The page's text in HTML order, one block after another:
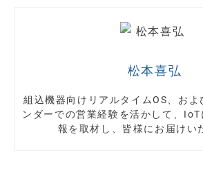
松本喜弘
組込機器向けリアルタイムOS、およ
ンダーでの営業経験を活かして、
報を取材し、皆様にお届けい